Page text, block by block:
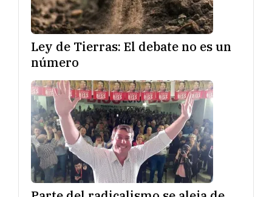
Ley de Tierras: El debate no es un
número